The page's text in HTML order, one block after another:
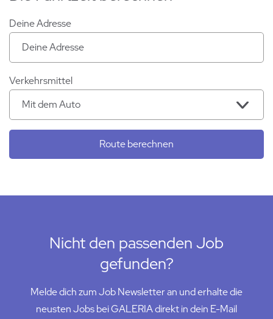
Deine Adresse
Verkehrsmittel
Route berechnen
Nicht den passenden Job
gefunden?
Melde dich zum Job Newsletter an und erhalte die
neusten Jobs bei GALERIA direkt in dein E-Mail